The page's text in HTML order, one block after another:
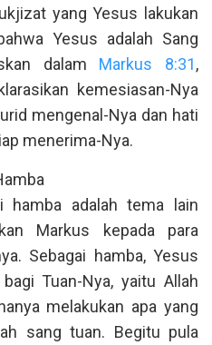
yang Yesus lakukan
Yesus adalah Sang
dalam Markus 8:31,
kemesiasan-Nya
mengenal-Nya dan hati
menerima-Nya.
hamba adalah tema lain
Markus kepada para
Sebagai hamba, Yesus
Tuan-Nya, yaitu Allah
melakukan apa yang
sang tuan. Begitu pula